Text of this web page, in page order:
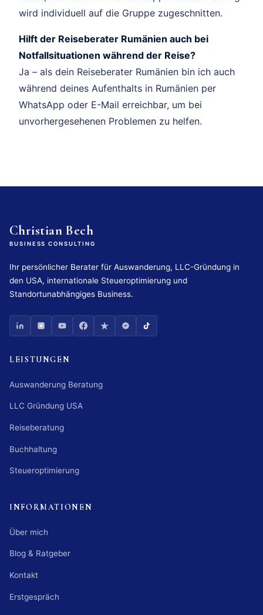
wird individuell auf die Gruppe zugeschnitten.
Hilft der Reiseberater Rumänien auch bei
Notfallsituationen während der Reise?
Ja – als dein Reiseberater Rumänien bin ich auch
während deines Aufenthalts in Rumänien per
WhatsApp oder E-Mail erreichbar, um bei
unvorhergesehenen Problemen zu helfen.
Christian Bech
BUSINESS CONSULTING
Ihr persönlicher Berater für Auswanderung, LLC-Gründung in
den USA, internationale Steueroptimierung und
Standortunabhängiges Business.
LEISTUNGEN
Auswanderung Beratung
LLC Gründung USA
Reiseberatung
Buchhaltung
Steueroptimierung
INFORMATIONEN
Über mich
Blog & Ratgeber
Kontakt
Erstgespräch